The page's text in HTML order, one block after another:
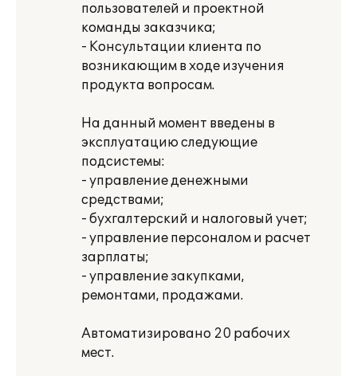
пользователей и проектной
команды заказчика;
- Консультации клиента по
возникающим в ходе изучения
продукта вопросам.
На данный момент введены в
эксплуатацию следующие
подсистемы:
- управление денежными
средствами;
- бухгалтерский и налоговый учет;
- управление персоналом и расчет
зарплаты;
- управление закупками,
ремонтами, продажами.
Автоматизировано 20 рабочих
мест.